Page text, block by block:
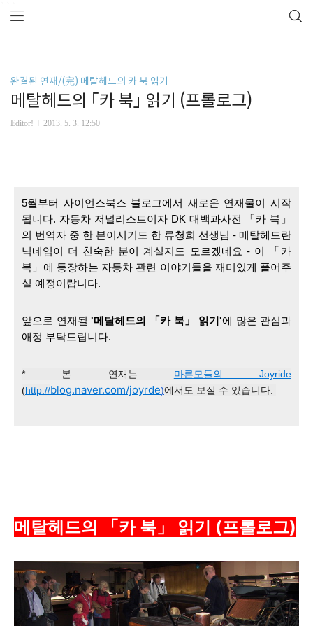
완결된 연재/(完) 메탈헤드의 카 북 읽기
메탈헤드의 「카 북」 읽기 (프롤로그)
Editor! 2013. 5. 3. 12:50
5월부터 사이언스북스 블로그에서 새로운 연재물이 시작
됩니다. 자동차 저널리스트이자 DK 대백과사전 「카 북」
의 번역자 중 한 분이시기도 한 류청희 선생님 - 메탈헤드란
닉네임이 더 친숙한 분이 계실지도 모르겠네요 - 이 「 카
북」에 등장하는 자동차 관련 이야기들을 재미있게 풀어주
실 예정이랍니다.
앞으로 연재될 '메탈헤드의 「카 북」 읽기'에 많은 관심과
애정 부탁드립니다.
* 본 연재는 마른모들의 Joyride
(http://blog.naver.com/joyrde)에서도 보실 수 있습니다.
메탈헤드의 「카 북」 읽기 (프롤로그)